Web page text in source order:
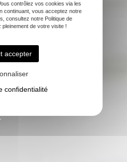
contrôlez vos cookies via les
continuant, vous acceptez notre
consultez notre Politique de
pleinement de votre visite !
accepter
confidentialité